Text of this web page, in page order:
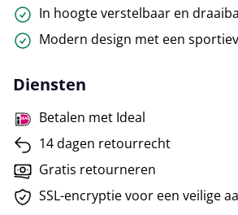
In hoogte verstelbaar en
Modern design met een
Diensten
Betalen met Ideal
14 dagen retourrecht
Gratis retourneren
SSL-encryptie voor een veilige